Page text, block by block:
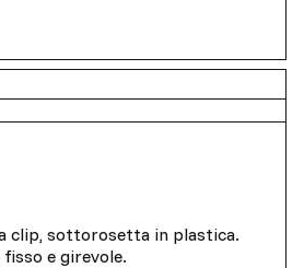
clip, sottorosetta in plastica.
e girevole.